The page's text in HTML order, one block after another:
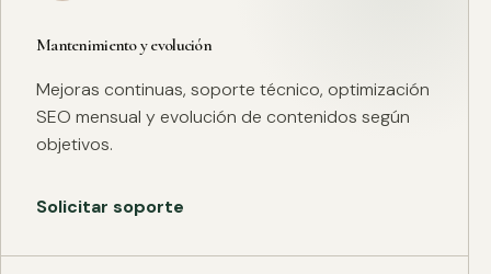
Mantenimiento y evolución
Mejoras continuas, soporte técnico, optimización
SEO mensual y evolución de contenidos según
objetivos.
Solicitar soporte